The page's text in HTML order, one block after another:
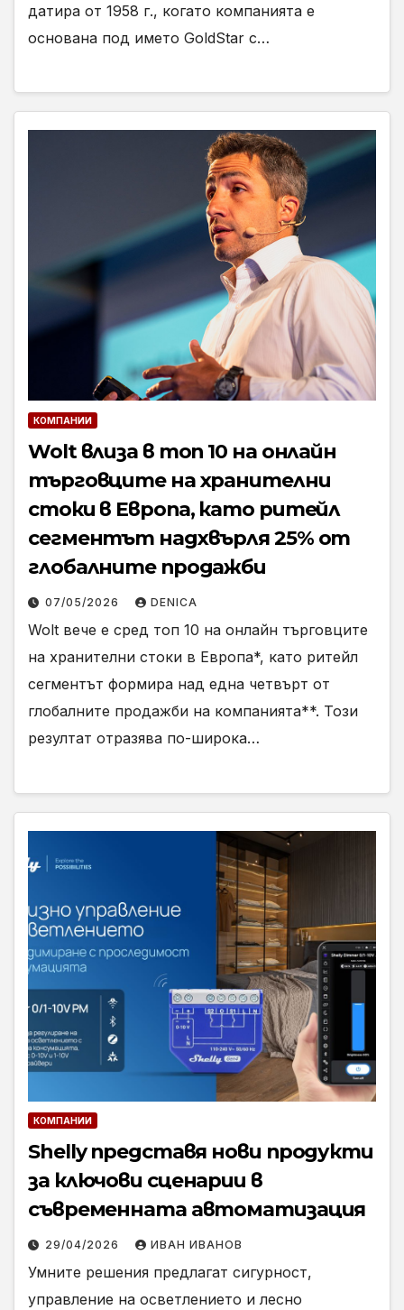
датира от 1958 г., когато компанията е
основана под името GoldStar с…
КОМПАНИИ
Wolt влиза в топ 10 на онлайн
търговците на хранителни
стоки в Европа, като ритейл
сегментът надхвърля 25% от
глобалните продажби
07/05/2026 DENICA
Wolt вече е сред топ 10 на онлайн търговците
на хранителни стоки в Европа*, като ритейл
сегментът формира над една четвърт от
глобалните продажби на компанията**. Този
резултат отразява по-широка…
КОМПАНИИ
Shelly представя нови продукти
за ключови сценарии в
съвременната автоматизация
29/04/2026 ИВАН ИВАНОВ
Умните решения предлагат сигурност,
управление на осветлението и лесно